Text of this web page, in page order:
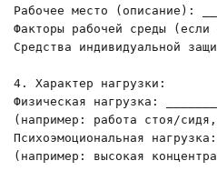
Рабочее место (описание):
Факторы рабочей среды (если
Средства индивидуальной
4. Характер нагрузки:
Физическая нагрузка:
(например: работа стоя/
Психоэмоциональная
(например: высокая